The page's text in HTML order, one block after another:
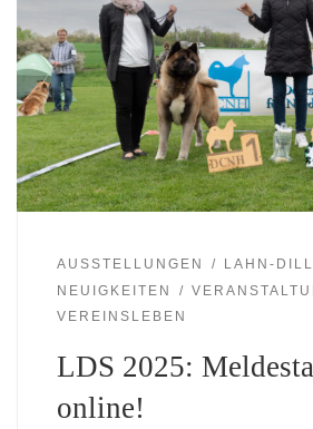
AUSSTELLUNGEN
LAHN-
NEUIGKEITEN
VEREINSLEBEN
LDS 2025:
online!